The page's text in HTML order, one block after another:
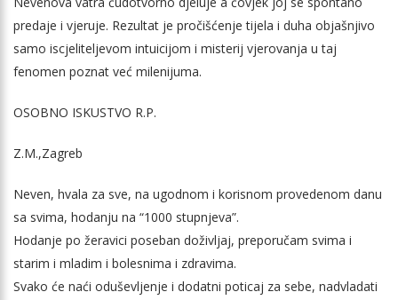
predaje i vjeruje. Rezultat je pročišćenje tijela i duha objašnjivo
samo iscjeliteljevom intuicijom i misterij vjerovanja u taj
fenomen poznat već milenijuma.
OSOBNO ISKUSTVO R.P.
Z.M.,Zagreb
Neven, hvala za sve, na ugodnom i korisnom provedenom danu
sa svima, hodanju na “1000 stupnjeva”.
Hodanje po žeravici poseban doživljaj, preporučam svima i
starim i mladim i bolesnima i zdravima.
Svako će naći oduševljenje i dodatni poticaj za sebe, nadvladati